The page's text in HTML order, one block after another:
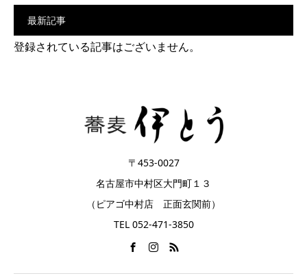
最新記事
登録されている記事はございません。
〒453-0027
名古屋市中村区大門町１３
（ピアゴ中村店 正面玄関前）
TEL 052-471-3850